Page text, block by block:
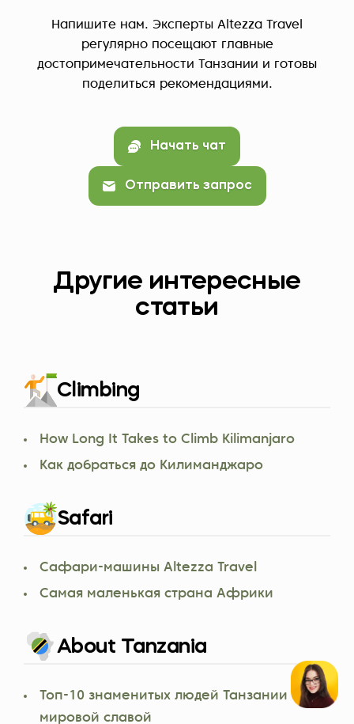
Напишите нам. Эксперты Altezza Travel
регулярно посещают главные
достопримечательности Танзании и готовы
поделиться рекомендациями.
Начать чат
Отправить запрос
Другие интересные
статьи
Climbing
How Long It Takes to Climb Kilimanjaro
Как добраться до Килиманджаро
Safari
Сафари-машины Altezza Travel
Самая маленькая страна Африки
About Tanzania
Топ-10 знаменитых людей Танзании с
мировой славой